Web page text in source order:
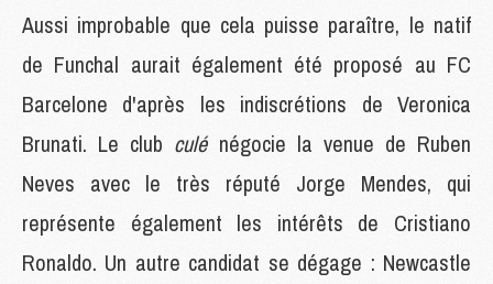
Aussi improbable que cela puisse paraître, le natif
de Funchal aurait également été proposé au FC
Barcelone d'après les indiscrétions de Veronica
Brunati. Le club culé négocie la venue de Ruben
Neves avec le très réputé Jorge Mendes, qui
représente également les intérêts de Cristiano
Ronaldo. Un autre candidat se dégage : Newcastle